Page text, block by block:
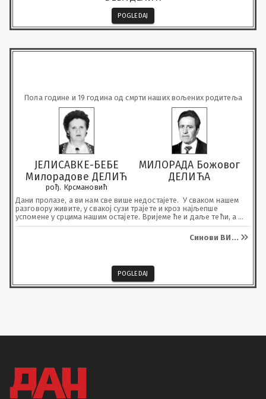
POGLEDAJ
Пола године и 19 година од смрти наших вољених родитеља
ЈЕЛИСАВКЕ-БЕБЕ
Милорадове ДЕЛИЋ
рођ. Крсмановић
МИЛОРАДА Божовог
ДЕЛИЋА
Дани пролазе, а ви нам све више недостајете.  У сваком нашем
разговору живите, у свакој сузи трајете и кроз најљепше
успомене у срцима нашим остајете. Вријеме ће и даље тећи, а
бол за вама вјечно ће трајати.
У суботу, 25.4.2026. породица ће посјетити њихову вјечну кућу и
Синови ВИ ...
POGLEDAJ